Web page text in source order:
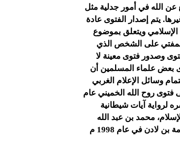
الله في أمور جدلية مثل
يتم إصدار الفتوى عادة
ويتعلق بموضوع
المفتي على الشخص الذي
وصدور فتوى معينة لا
بعض علماء المسلمين أن
وسائل الإعلام الغربي
فتوى روح الله الخميني عام
لرواية آيات شيطانية
محمد بن عبد الله
صلى الله عليه وسلّم والثانية كانت ما اعتبره الإعلام الغربي فتوى من أسامة بن لادن في عام 1998 م